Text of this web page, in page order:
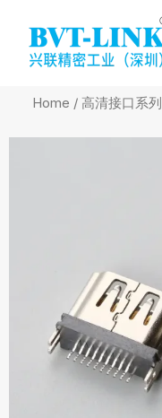
content
Home / 高清接口系列